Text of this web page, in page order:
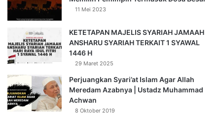
mudah bagi mereka yang dimudahkan oleh Allah dan
serius mempersiapkan hati, jiwa, dan ruhnya untuk itu.
Ada banyak wasilah yang dapat membantu seorang hamba
di dalam memperbaharui imannya. Di antaranya; berziarah
kubur dan mengunjungi orang-orang yang shalih lagi
bertakwa: para ulama terpercaya, para mujahid, dan para
mukhlishin. Juga, membaca sirah as-salafus shalih, sirah
para ahli ibadah, ahli zuhud, para mujahid, para penyeru
11 Mei 2023
KETETAPAN MAJELIS SYARIAH JAMAAH
ANSHARU SYARIAH TERKAIT 1 SYAWAL
1446 H
29 Maret 2025
Perjuangkan Syari’at Islam Agar Allah
Meredam Azabnya | Ustadz Muhammad
Achwan
8 Oktober 2019